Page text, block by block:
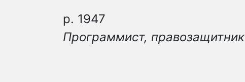
р. 1947
Программист, правозащитник